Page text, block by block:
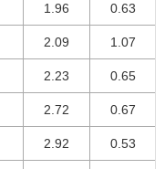
1.96 0.63
2.09 1.07
2.23 0.65
2.72 0.67
2.92 0.53